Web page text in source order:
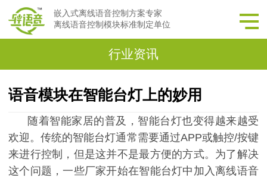
嵌入式离线语音控制方案专家
离线语音控制模块标准制定单位
行业资讯
语音模块在智能台灯上的妙用
随着智能家居的普及，智能台灯也变得越来越受
欢迎。传统的智能台灯通常需要通过APP或触控/按键
来进行控制，但是这并不是最方便的方式。为了解决
这个问题，一些厂家开始在智能台灯中加入离线语音